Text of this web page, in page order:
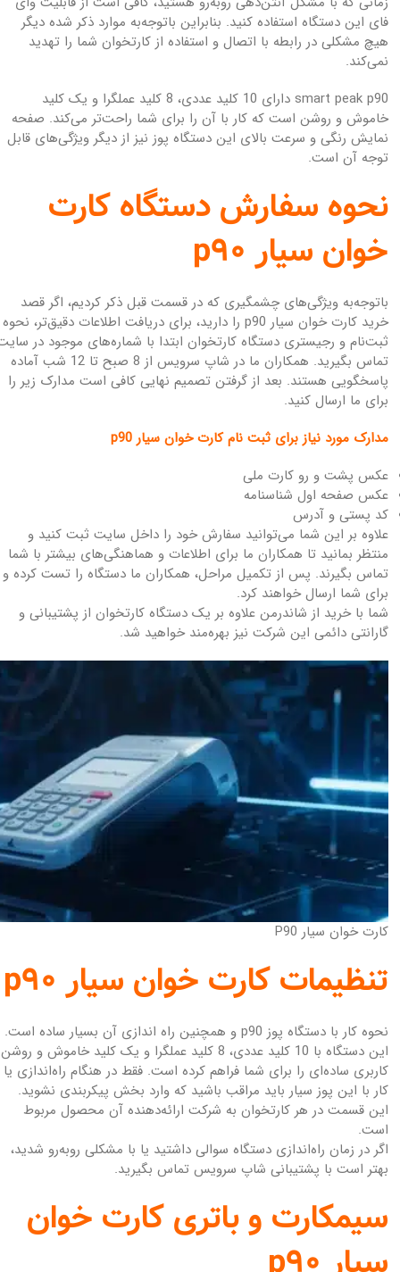
فای این دستگاه استفاده کنید. بنابراین باتوجه‌به موارد ذکر شده دیگر
هیچ مشکلی در رابطه با اتصال و استفاده از کارتخوان شما را تهدید
نمی‌کند.
smart peak p90 دارای 10 کلید عددی، 8 کلید عملگرا و یک کلید
خاموش و روشن است که کار با آن را برای شما راحت‌تر می‌کند. صفحه
نمایش رنگی و سرعت بالای این دستگاه پوز نیز از دیگر ویژگی‌های قابل
توجه آن است.
نحوه سفارش دستگاه کارت
خوان سیار p90
باتوجه‌به ویژگی‌های چشمگیری که در قسمت قبل ذکر کردیم، اگر قصد
خرید کارت خوان سیار p90 را دارید، برای دریافت اطلاعات دقیق‌تر، نحوه
ثبت‌نام و رجیستری دستگاه کارتخوان ابتدا با شماره‌های موجود در
تماس بگیرید. همکاران ما در شاپ سرویس از 8 صبح تا 12 شب آماده
پاسخگویی هستند. بعد از گرفتن تصمیم نهایی کافی است مدارک زیر را
برای ما ارسال کنید.
مدارک مورد نیاز برای ثبت نام کارت خوان سیار p90
عکس پشت و رو کارت ملی
عکس صفحه اول شناسنامه
کد پستی و آدرس
علاوه بر این شما می‌توانید سفارش خود را داخل سایت ثبت کنید و
منتظر بمانید تا همکاران ما برای اطلاعات و هماهنگی‌های بیشتر با شما
تماس بگیرند. پس از تکمیل مراحل، همکاران ما دستگاه را تست کرده و
برای شما ارسال خواهند کرد.
شما با خرید از شاندرمن علاوه بر یک دستگاه کارتخوان از پشتیبانی و
گارانتی دائمی این شرکت نیز بهره‌مند خواهید شد.
کارت خوان سیار P90
تنظیمات کارت خوان سیار p90
نحوه کار با دستگاه پوز p90 و همچنین راه اندازی آن بسیار ساده است.
این دستگاه با 10 کلید عددی، 8 کلید عملگرا و یک کلید خاموش و روشن
کاربری ساده‌ای را برای شما فراهم کرده است. فقط در هنگام راه‌اندازی یا
کار با این پوز سیار باید مراقب باشید که وارد بخش پیکربندی نشوید.
این قسمت در هر کارتخوان به شرکت ارائه‌دهنده آن محصول مربوط
است.
اگر در زمان راه‌اندازی دستگاه سوالی داشتید یا با مشکلی روبه‌رو شدید،
بهتر است با پشتیبانی شاپ سرویس تماس بگیرید.
سیمکارت و باتری کارت خوان